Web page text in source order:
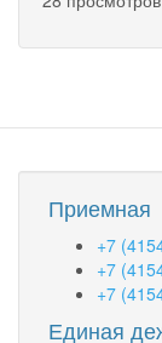
Приемная
+7
+7
+7
Единая